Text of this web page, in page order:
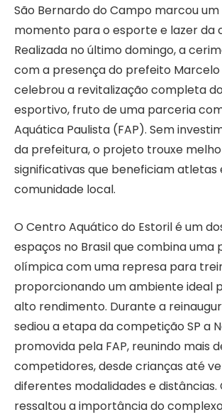
São Bernardo do Campo marcou
momento para o esporte e lazer da
Realizada no último domingo, a
com a presença do prefeito Marcelo
celebrou a revitalização completa
esportivo, fruto de uma parceria
Aquática Paulista (FAP). Sem
da prefeitura, o projeto trouxe
significativas que beneficiam atletas
comunidade local.
O Centro Aquático do Estoril é um
espaços no Brasil que combina uma
olímpica com uma represa para
proporcionando um ambiente ideal
alto rendimento. Durante a
sediou a etapa da competição SP a
promovida pela FAP, reunindo mais
competidores, desde crianças até
diferentes modalidades e distâncias.
ressaltou a importância do